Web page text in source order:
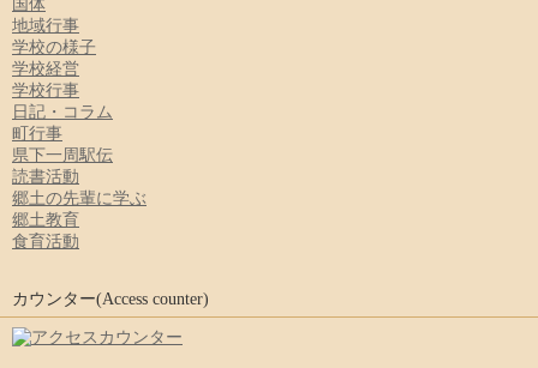
国体
地域行事
学校の様子
学校経営
学校行事
日記・コラム
町行事
県下一周駅伝
読書活動
郷土の先輩に学ぶ
郷土教育
食育活動
カウンター(Access counter)